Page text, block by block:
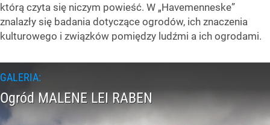
którą czyta się niczym powieść. W „Havemenneske”
znalazły się badania dotyczące ogrodów, ich znaczenia
kulturowego i związków pomiędzy ludźmi a ich ogrodami.